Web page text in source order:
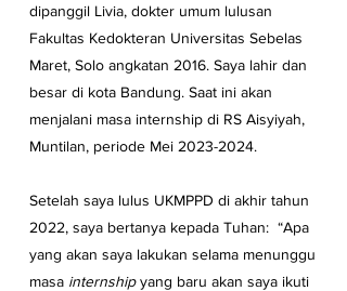
dipanggil Livia, dokter umum lulusan
Fakultas Kedokteran Universitas Sebelas
Maret, Solo angkatan 2016. Saya lahir dan
besar di kota Bandung. Saat ini akan
menjalani masa internship di RS Aisyiyah,
Muntilan, periode Mei 2023-2024.
Setelah saya lulus UKMPPD di akhir tahun
2022, saya bertanya kepada Tuhan:  “Apa
yang akan saya lakukan selama menunggu
masa internship yang baru akan saya ikuti